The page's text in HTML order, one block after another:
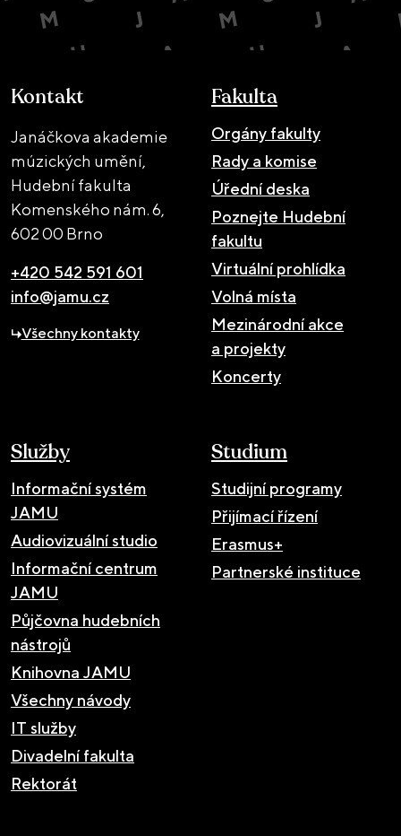
Kontakt
Janáčkova akademie
múzických umění,
Hudební fakulta
Komenského nám. 6,
602 00 Brno
+420 542 591 601
info@jamu.cz
Všechny kontakty
Fakulta
Orgány fakulty
Rady a komise
Úřední deska
Poznejte Hudební
fakultu
Virtuální prohlídka
Volná místa
Mezinárodní akce
a projekty
Koncerty
Služby
Informační systém
JAMU
Audiovizuální studio
Informační centrum
JAMU
Půjčovna hudebních
nástrojů
Knihovna JAMU
Všechny návody
IT služby
Divadelní fakulta
Rektorát
Studium
Studijní programy
Přijímací řízení
Erasmus+
Partnerské instituce